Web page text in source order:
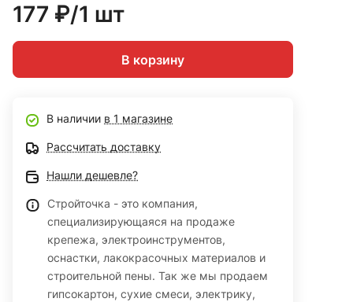
177 ₽/1 шт
В корзину
В наличии в 1 магазине
Рассчитать доставку
Нашли дешевле?
Стройточка - это компания,
специализирующаяся на продаже
крепежа, электроинструментов,
оснастки, лакокрасочных материалов и
строительной пены. Так же мы продаем
гипсокартон, сухие смеси, электрику,